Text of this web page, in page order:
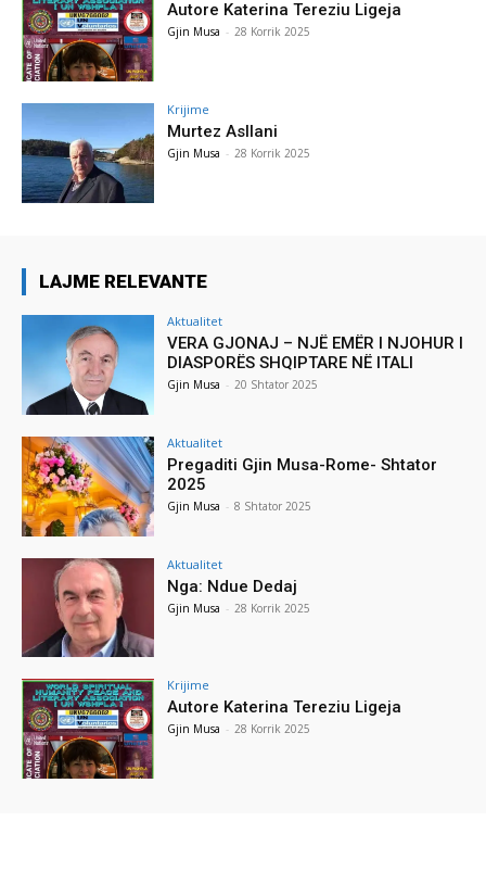
Autore Katerina Tereziu Ligeja
Gjin Musa - 28 Korrik 2025
Krijime
Murtez Asllani
Gjin Musa - 28 Korrik 2025
LAJME RELEVANTE
Aktualitet
VERA GJONAJ – NJË EMËR I NJOHUR I
DIASPORËS SHQIPTARE NË ITALI
Gjin Musa - 20 Shtator 2025
Aktualitet
Pregaditi Gjin Musa-Rome- Shtator
2025
Gjin Musa - 8 Shtator 2025
Aktualitet
Nga: Ndue Dedaj
Gjin Musa - 28 Korrik 2025
Krijime
Autore Katerina Tereziu Ligeja
Gjin Musa - 28 Korrik 2025